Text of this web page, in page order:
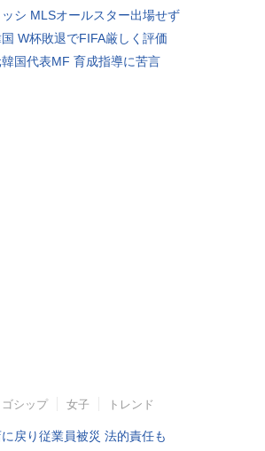
ッシ MLSオールスター出場せず
W杯敗退でFIFA厳しく評価
韓国代表MF 育成指導に苦言
ゴシップ 女子 トレンド
に戻り従業員被災 法的責任も